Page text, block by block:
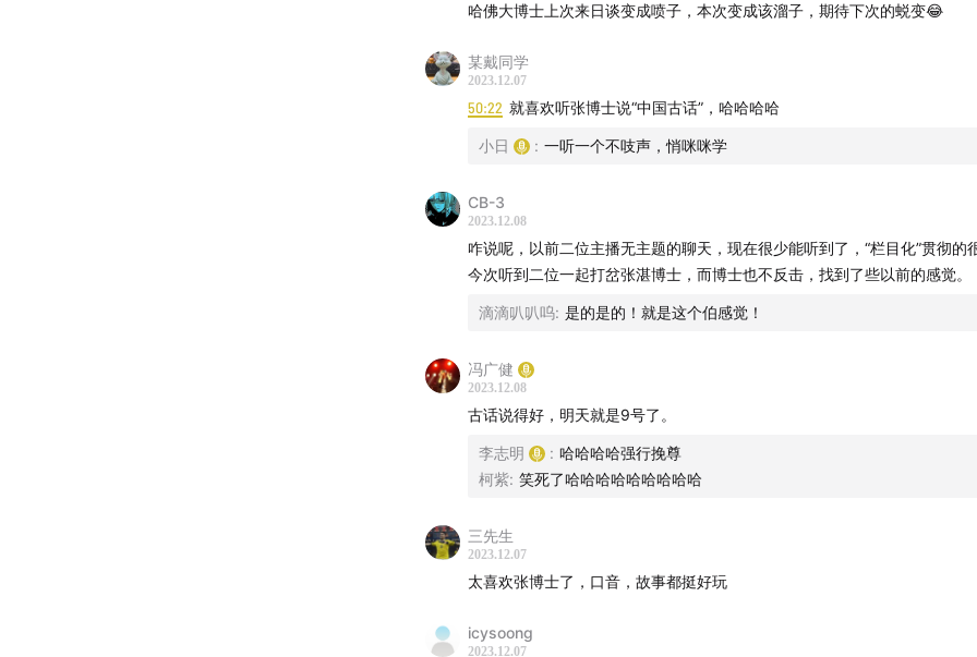
哈佛大博士上次来日谈变成喷子，本次变成该溜子，期待下次的蜕变😂
某戴同学
2023.12.07
50:22 就喜欢听张博士说“中国古话”，哈哈哈哈
小日 : 一听一个不吱声，悄咪咪学
CB-3
2023.12.08
咋说呢，以前二位主播无主题的聊天，现在很少能听到了，“栏目化”贯彻的
今次听到二位一起打岔张湛博士，而博士也不反击，找到了些以前的感觉。
滴滴叭叭呜: 是的是的！就是这个伯感觉！
冯广健
2023.12.08
古话说得好，明天就是9号了。
李志明 : 哈哈哈哈强行挽尊
柯紫: 笑死了哈哈哈哈哈哈哈哈哈
三先生
2023.12.07
太喜欢张博士了，口音，故事都挺好玩
icysoong
2023.12.07